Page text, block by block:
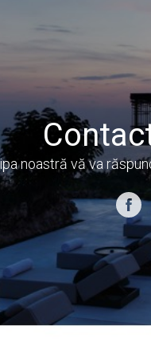
noastră vă va